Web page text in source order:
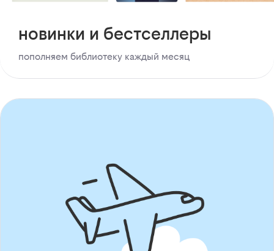
новинки и бестселлеры
пополняем библиотеку каждый месяц